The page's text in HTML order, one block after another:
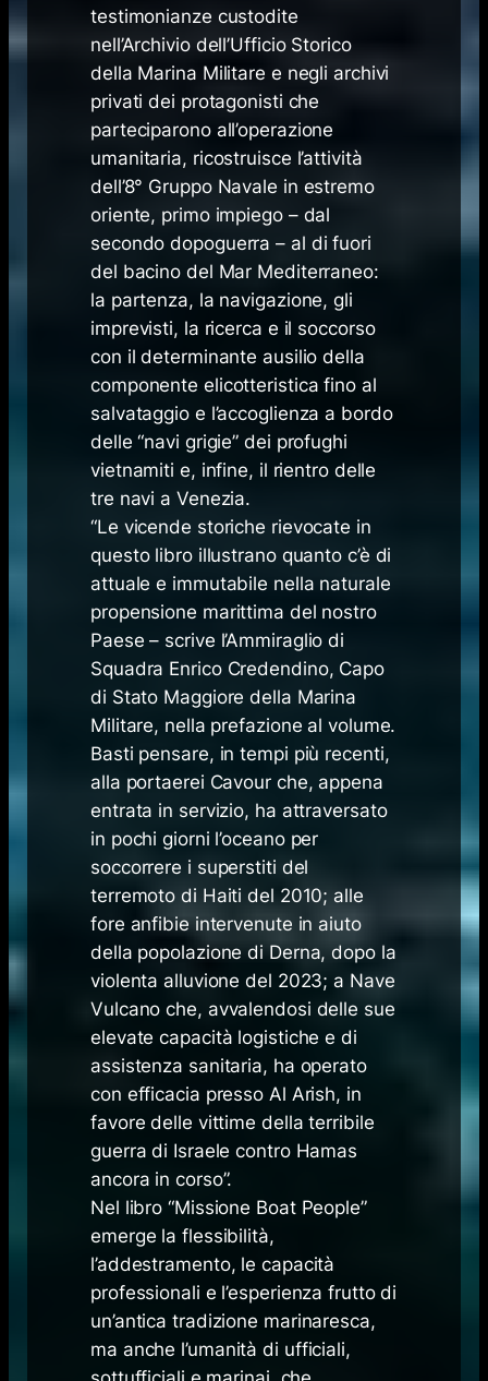
testimonianze custodite
nell’Archivio dell’Ufficio Storico
della Marina Militare e negli archivi
privati dei protagonisti che
parteciparono all’operazione
umanitaria, ricostruisce l’attività
dell’8° Gruppo Navale in estremo
oriente, primo impiego – dal
secondo dopoguerra – al di fuori
del bacino del Mar Mediterraneo:
la partenza, la navigazione, gli
imprevisti, la ricerca e il soccorso
con il determinante ausilio della
componente elicotteristica fino al
salvataggio e l’accoglienza a bordo
delle “navi grigie” dei profughi
vietnamiti e, infine, il rientro delle
tre navi a Venezia.
“Le vicende storiche rievocate in
questo libro illustrano quanto c’è di
attuale e immutabile nella naturale
propensione marittima del nostro
Paese – scrive l’Ammiraglio di
Squadra Enrico Credendino, Capo
di Stato Maggiore della Marina
Militare, nella prefazione al volume.
Basti pensare, in tempi più recenti,
alla portaerei Cavour che, appena
entrata in servizio, ha attraversato
in pochi giorni l’oceano per
soccorrere i superstiti del
terremoto di Haiti del 2010; alle
fore anfibie intervenute in aiuto
della popolazione di Derna, dopo la
violenta alluvione del 2023; a Nave
Vulcano che, avvalendosi delle sue
elevate capacità logistiche e di
assistenza sanitaria, ha operato
con efficacia presso Al Arish, in
favore delle vittime della terribile
guerra di Israele contro Hamas
ancora in corso”.
Nel libro “Missione Boat People”
emerge la flessibilità,
l’addestramento, le capacità
professionali e l’esperienza frutto di
un’antica tradizione marinaresca,
ma anche l’umanità di ufficiali,